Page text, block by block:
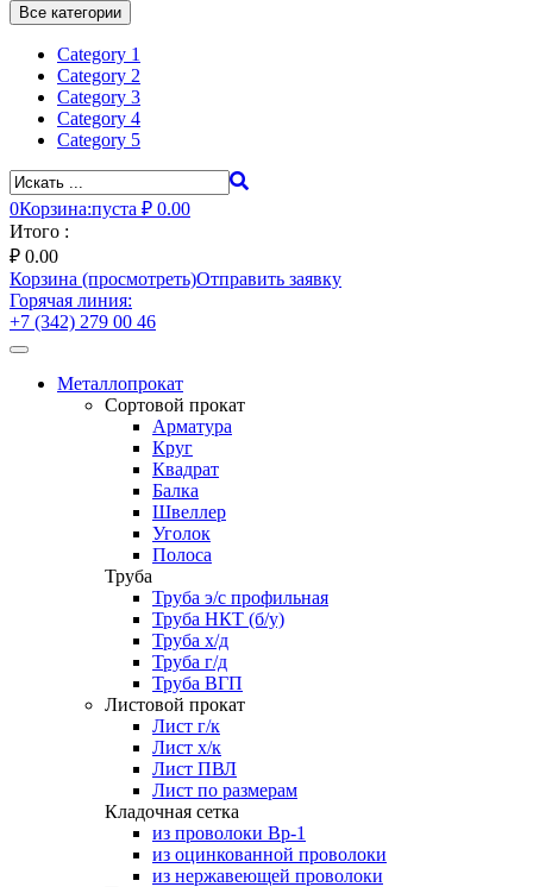
Все категории
Category 1
Category 2
Category 3
Category 4
Category 5
0Корзина:пуста ₽ 0.00
Итого :
₽ 0.00
Корзина (просмотреть)Отправить заявку
Горячая линия:
+7 (342) 279 00 46
Toggle
navigationМеталлопрокат
Сортовой прокат
Арматура
Круг
Квадрат
Балка
Швеллер
Уголок
Полоса
Труба
Труба э/с профильная
Труба НКТ (б/у)
Труба х/д
Труба г/д
Труба ВГП
Листовой прокат
Лист г/к
Лист х/к
Лист ПВЛ
Лист по размерам
Кладочная сетка
из проволоки Вр-1
из оцинкованной проволоки
из нержавеющей проволоки